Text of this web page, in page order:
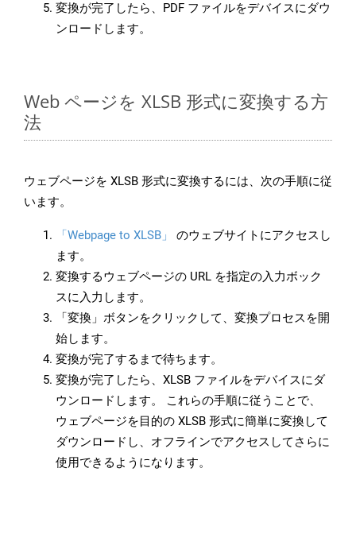
変換が完了したら、PDF ファイルをデバイスにダウ
ンロードします。
Web ページを XLSB 形式に変換する方
法
ウェブページを XLSB 形式に変換するには、次の手順に従
います。
「Webpage to XLSB」
のウェブサイトにアクセスし
ます。
変換するウェブページの URL を指定の入力ボック
スに入力します。
「変換」ボタンをクリックして、変換プロセスを開
始します。
変換が完了するまで待ちます。
変換が完了したら、XLSB ファイルをデバイスにダ
ウンロードします。 これらの手順に従うことで、
ウェブページを目的の XLSB 形式に簡単に変換して
ダウンロードし、オフラインでアクセスしてさらに
使用できるようになります。